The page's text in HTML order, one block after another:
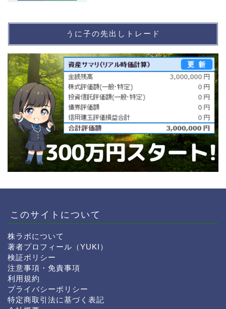
うに子の先出しトレード
このサイトについて
株ラボについて
著者プロフィール（YUKI）
検証ポリシー
注意事項・免責事項
利用規約
プライバシーポリシー
特定商取引法に基づく表記